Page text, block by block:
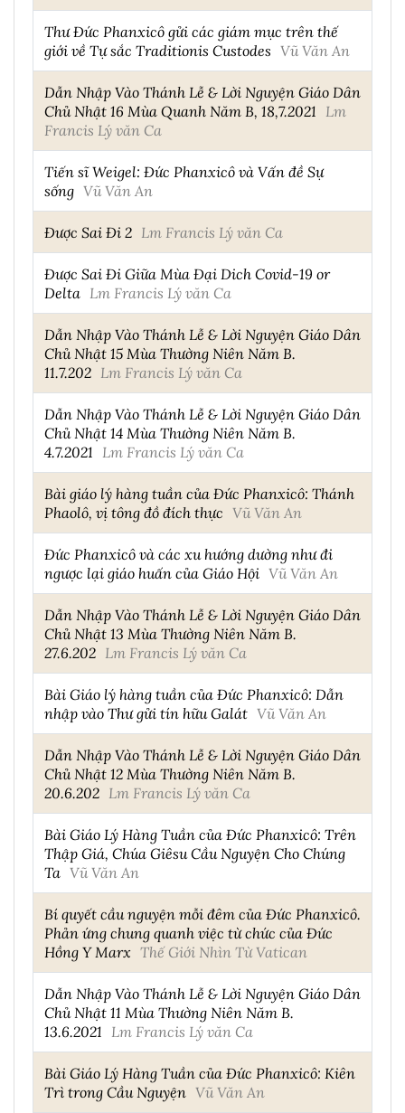
Thư Đức Phanxicô gửi các giám mục trên thế
giới về Tự sắc Traditionis Custodes Vũ Văn An
Dẫn Nhập Vào Thánh Lễ & Lời Nguyện Giáo Dân
Chủ Nhật 16 Mùa Quanh Năm B, 18,7.2021 Lm
Francis Lý văn Ca
Tiến sĩ Weigel: Đức Phanxicô và Vấn đề Sự
sống Vũ Văn An
Được Sai Đi 2 Lm Francis Lý văn Ca
Được Sai Đi Giữa Mùa Đại Dich Covid-19 or
Delta Lm Francis Lý văn Ca
Dẫn Nhập Vào Thánh Lễ & Lời Nguyện Giáo Dân
Chủ Nhật 15 Mùa Thường Niên Năm B.
11.7.202 Lm Francis Lý văn Ca
Dẫn Nhập Vào Thánh Lễ & Lời Nguyện Giáo Dân
Chủ Nhật 14 Mùa Thường Niên Năm B.
4.7.2021 Lm Francis Lý văn Ca
Bài giáo lý hàng tuần của Đức Phanxicô: Thánh
Phaolô, vị tông đồ đích thực Vũ Văn An
Đức Phanxicô và các xu hướng dường như đi
ngược lại giáo huấn của Giáo Hội Vũ Văn An
Dẫn Nhập Vào Thánh Lễ & Lời Nguyện Giáo Dân
Chủ Nhật 13 Mùa Thường Niên Năm B.
27.6.202 Lm Francis Lý văn Ca
Bài Giáo lý hàng tuần của Đức Phanxicô: Dẫn
nhập vào Thư gửi tín hữu Galát Vũ Văn An
Dẫn Nhập Vào Thánh Lễ & Lời Nguyện Giáo Dân
Chủ Nhật 12 Mùa Thường Niên Năm B.
20.6.202 Lm Francis Lý văn Ca
Bài Giáo Lý Hàng Tuần của Đức Phanxicô: Trên
Thập Giá, Chúa Giêsu Cầu Nguyện Cho Chúng
Ta Vũ Văn An
Bí quyết cầu nguyện mỗi đêm của Đức Phanxicô.
Phản ứng chung quanh việc từ chức của Đức
Hồng Y Marx Thế Giới Nhìn Từ Vatican
Dẫn Nhập Vào Thánh Lễ & Lời Nguyện Giáo Dân
Chủ Nhật 11 Mùa Thường Niên Năm B.
13.6.2021 Lm Francis Lý văn Ca
Bài Giáo Lý Hàng Tuần của Đức Phanxicô: Kiên
Trì trong Cầu Nguyện Vũ Văn An